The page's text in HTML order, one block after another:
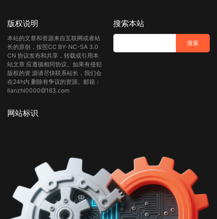
版权说明
本站的文章和资源来自互联网或者站
长的原创，按照CC BY-NC-SA 3.0
CN 协议发布和共享，转载或引用本
站文章 应遵循相同协议。如果有侵犯
版权的资 源请尽快联系站长，我们会
在24h内 删除有争议的资源。邮箱：
lianzhi0000@163.com
搜索本站
网站标识